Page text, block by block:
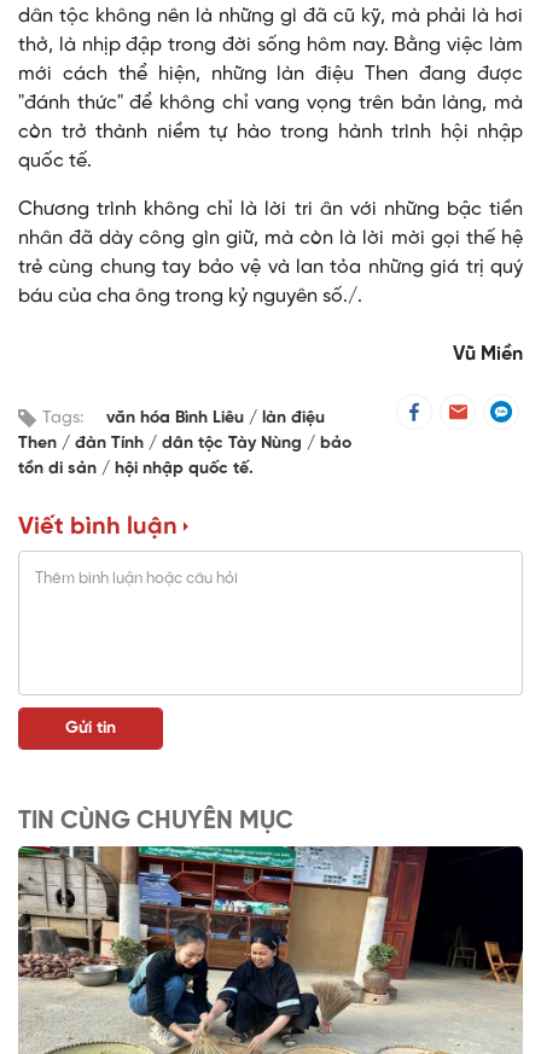
dân tộc không nên là những gì đã cũ kỹ, mà phải là hơi
thở, là nhịp đập trong đời sống hôm nay. Bằng việc làm
mới cách thể hiện, những làn điệu Then đang được
"đánh thức" để không chỉ vang vọng trên bản làng, mà
còn trở thành niềm tự hào trong hành trình hội nhập
quốc tế.
Chương trình không chỉ là lời tri ân với những bậc tiền
nhân đã dày công gìn giữ, mà còn là lời mời gọi thế hệ
trẻ cùng chung tay bảo vệ và lan tỏa những giá trị quý
báu của cha ông trong kỷ nguyên số./.
Vũ Miền
Tags: văn hóa Bình Liêu
làn điệu
Then
đàn Tính dân tộc Tày Nùng
bảo
tồn di sản
hội nhập quốc tế.
Viết bình luận
TIN CÙNG CHUYÊN MỤC